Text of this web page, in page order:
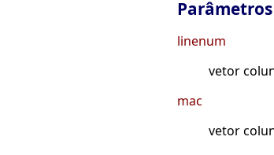
Parâmetros
linenum
vetor
mac
vetor